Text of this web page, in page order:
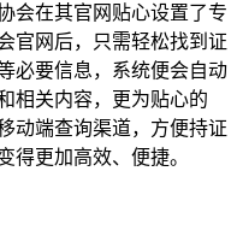
会在其官网贴心设置了专
官网后，只需轻松找到证
必要信息，系统便会自动
相关内容，更为贴心的
动端查询渠道，方便持证
得更加高效、便捷。